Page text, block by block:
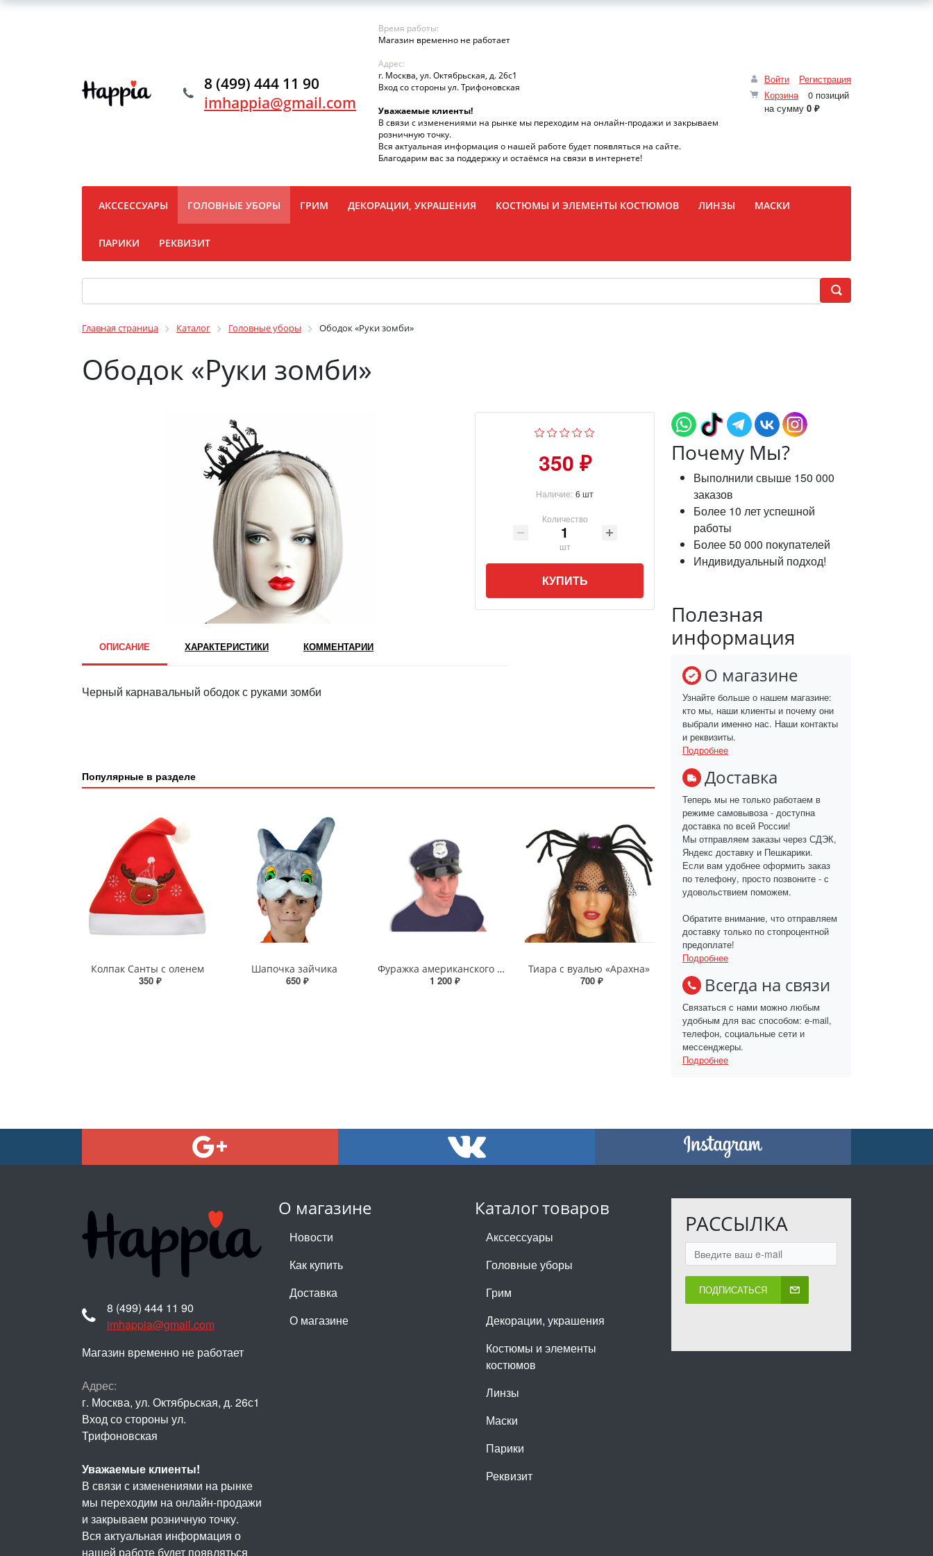
Войти
Регистрация
Корзина
0 позиций
на сумму 0 ₽
8 (499) 444 11 90
imhappia@gmail.com
Время работы:
Магазин временно не работает
Адрес:
г. Москва, ул. Октябрьская, д. 26с1
Вход со стороны ул. Трифоновская
Уважаемые клиенты!
В связи с изменениями на рынке мы переходим на онлайн-продажи и закрываем
розничную точку.
Вся актуальная информация о нашей работе будет появляться на сайте.
Благодарим вас за поддержку и остаёмся на связи в интернете!
АКССЕССУАРЫ ГОЛОВНЫЕ УБОРЫ ГРИМ ДЕКОРАЦИИ, УКРАШЕНИЯ КОСТЮМЫ И ЭЛЕМЕНТЫ КОСТЮМОВ ЛИНЗЫ МАСКИ
ПАРИКИ РЕКВИЗИТ
Главная страница Каталог Головные уборы Ободок «Руки зомби»
Ободок «Руки зомби»
350 ₽
Наличие: 6 шт
Количество
шт
КУПИТЬ
ОПИСАНИЕ ХАРАКТЕРИСТИКИ КОММЕНТАРИИ
Черный карнавальный ободок с руками зомби
Популярные в разделе
Колпак Санты с оленем
350 ₽
Шапочка зайчика
650 ₽
Фуражка американского полицейского 2
1 200 ₽
Тиара с вуалью «Арахна»
700 ₽
Почему Мы?
Выполнили свыше 150 000
заказов
Более 10 лет успешной
работы
Более 50 000 покупателей
Индивидуальный подход!
Полезная
информация
О магазине
Узнайте больше о нашем магазине:
кто мы, наши клиенты и почему они
выбрали именно нас. Наши контакты
и реквизиты.
Подробнее
Доставка
Теперь мы не только работаем в
режиме самовывоза - доступна
доставка по всей России!
Мы отправляем заказы через СДЭК,
Яндекс доставку и Пешкарики.
Если вам удобнее оформить заказ
по телефону, просто позвоните - с
удовольствием поможем.
Обратите внимание, что отправляем
доставку только по стопроцентной
предоплате!
Подробнее
Всегда на связи
Связаться с нами можно любым
удобным для вас способом: e-mail,
телефон, социальные сети и
мессенджеры.
Подробнее
О магазине
Новости
Как купить
Доставка
О магазине
Каталог товаров
Акссессуары
Головные уборы
Грим
Декорации, украшения
Костюмы и элементы
костюмов
Линзы
Маски
Парики
Реквизит
РАССЫЛКА
ПОДПИСАТЬСЯ
8 (499) 444 11 90
imhappia@gmail.com
Магазин временно не работает
Адрес:
г. Москва, ул. Октябрьская, д. 26с1
Вход со стороны ул.
Трифоновская
Уважаемые клиенты!
В связи с изменениями на рынке
мы переходим на онлайн-продажи
и закрываем розничную точку.
Вся актуальная информация о
нашей работе будет появляться